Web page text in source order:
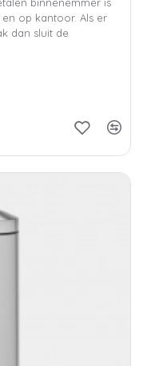
op kantoor. Als er
dan sluit de